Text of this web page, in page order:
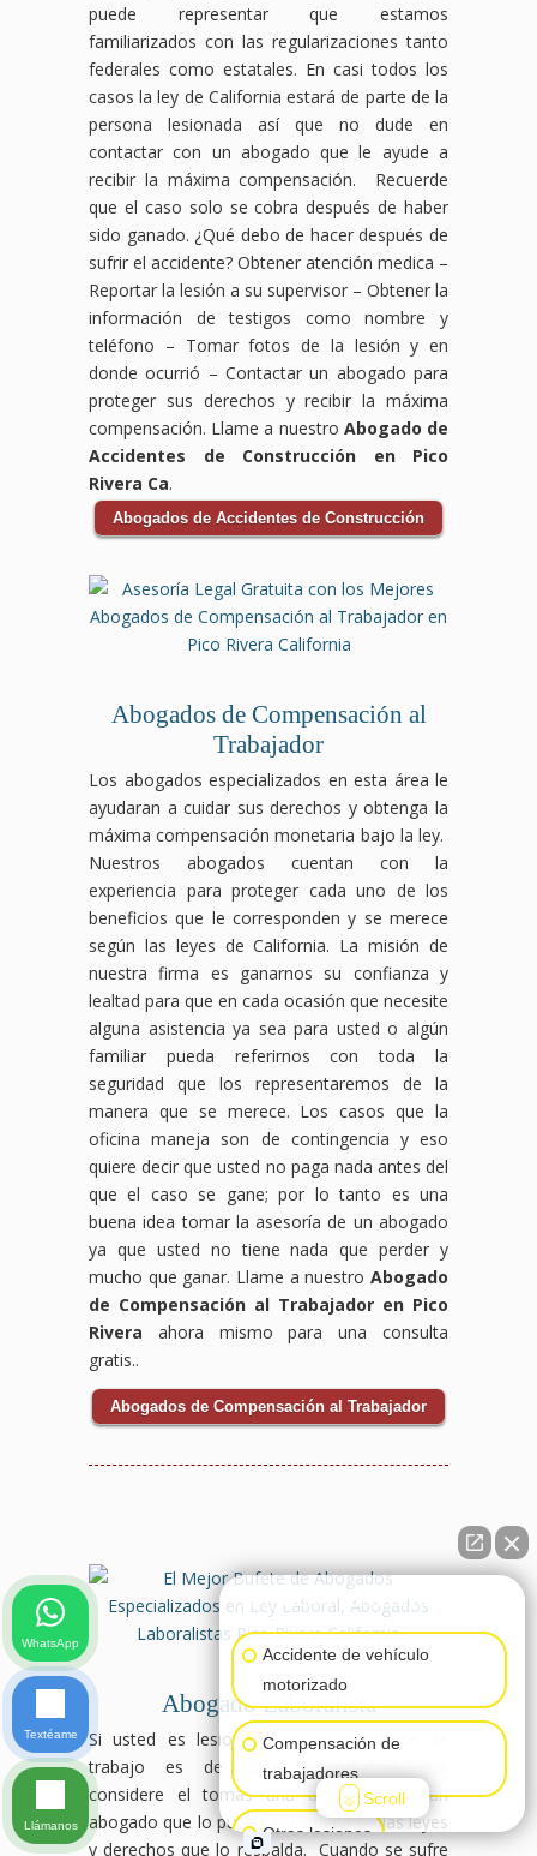
puede representar que estamos
familiarizados con las regularizaciones tanto
federales como estatales. En casi todos los
casos la ley de California estará de parte de la
persona lesionada así que no dude en
contactar con un abogado que le ayude a
recibir la máxima compensación. Recuerde
que el caso solo se cobra después de haber
sido ganado. ¿Qué debo de hacer después de
sufrir el accidente? Obtener atención medica –
Reportar la lesión a su supervisor – Obtener la
información de testigos como nombre y
teléfono – Tomar fotos de la lesión y en
donde ocurrió – Contactar un abogado para
proteger sus derechos y recibir la máxima
compensación. Llame a nuestro Abogado de
Accidentes de Construcción en Pico
Rivera Ca.
Abogados de Accidentes de Construcción
Abogados de Compensación al
Trabajador
Los abogados especializados en esta área le
ayudaran a cuidar sus derechos y obtenga la
máxima compensación monetaria bajo la ley.
Nuestros abogados cuentan con la
experiencia para proteger cada uno de los
beneficios que le corresponden y se merece
según las leyes de California. La misión de
nuestra firma es ganarnos su confianza y
lealtad para que en cada ocasión que necesite
alguna asistencia ya sea para usted o algún
familiar pueda referirnos con toda la
seguridad que los representaremos de la
manera que se merece. Los casos que la
oficina maneja son de contingencia y eso
quiere decir que usted no paga nada antes del
que el caso se gane; por lo tanto es una
buena idea tomar la asesoría de un abogado
ya que usted no tiene nada que perder y
mucho que ganar. Llame a nuestro Abogado
de Compensación al Trabajador en Pico
Rivera ahora mismo para una consulta
gratis..
Abogados de Compensación al Trabajador
Abogado Laboralista
Si usted es lesionado en un accidente de
trabajo es de suma importancia que
considere el tomas una asistencia de un
abogado que lo pueda encaminar en las leyes
y derechos que lo respalda. Cuando se sufre
👋🏼¿Cómo puedo ayudarte?
Accidente de vehículo
motorizado
Compensación de
trabajadores
Otras lesiones
Scroll
WhatsApp
Textéame
Llámanos